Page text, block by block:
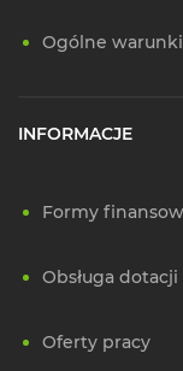
Ogólne
INFORMACJE
Formy
Obsługa dotacji
Oferty pracy